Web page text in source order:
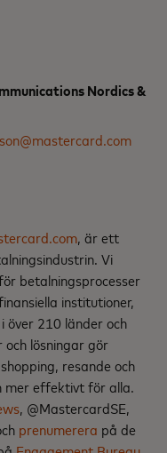
Nordics &
, är ett
Vi
betalningsprocesser
institutioner,
över 210 länder och
lösningar gör
resande och
mer effektivt för alla.
, @MastercardSE,
prenumerera på de